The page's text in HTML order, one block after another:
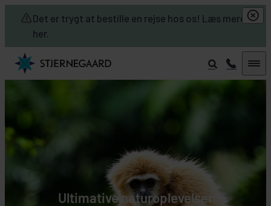
Det er trygt at bestille en rejse hos os! Læs mere
her.
Skip to main content
Ultimative naturoplevelser